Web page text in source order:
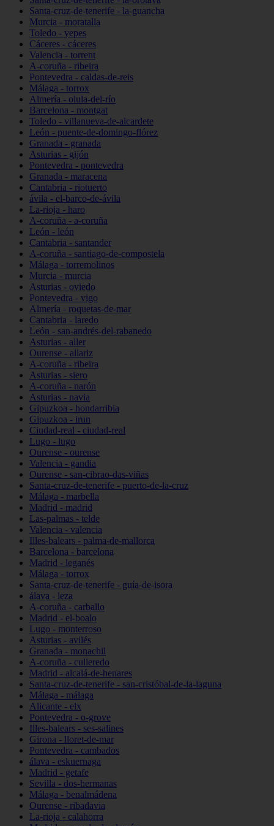
Santa-cruz-de-tenerife - la-guancha
Murcia - moratalla
Toledo - yepes
Cáceres - cáceres
Valencia - torrent
A-coruña - ribeira
Pontevedra - caldas-de-reis
Málaga - torrox
Almería - olula-del-río
Barcelona - montgat
Toledo - villanueva-de-alcardete
León - puente-de-domingo-flórez
Granada - granada
Asturias - gijón
Pontevedra - pontevedra
Granada - maracena
Cantabria - riotuerto
ávila - el-barco-de-ávila
La-rioja - haro
A-coruña - a-coruña
León - león
Cantabria - santander
A-coruña - santiago-de-compostela
Málaga - torremolinos
Murcia - murcia
Asturias - oviedo
Pontevedra - vigo
Almería - roquetas-de-mar
Cantabria - laredo
León - san-andrés-del-rabanedo
Asturias - aller
Ourense - allariz
A-coruña - ribeira
Asturias - siero
A-coruña - narón
Asturias - navia
Gipuzkoa - hondarribia
Gipuzkoa - irun
Ciudad-real - ciudad-real
Lugo - lugo
Ourense - ourense
Valencia - gandia
Ourense - san-cibrao-das-viñas
Santa-cruz-de-tenerife - puerto-de-la-cruz
Málaga - marbella
Madrid - madrid
Las-palmas - telde
Valencia - valencia
Illes-balears - palma-de-mallorca
Barcelona - barcelona
Madrid - leganés
Málaga - torrox
Santa-cruz-de-tenerife - guía-de-isora
álava - leza
A-coruña - carballo
Madrid - el-boalo
Lugo - monterroso
Asturias - avilés
Granada - monachil
A-coruña - culleredo
Madrid - alcalá-de-henares
Santa-cruz-de-tenerife - san-cristóbal-de-la-laguna
Málaga - málaga
Alicante - elx
Pontevedra - o-grove
Illes-balears - ses-salines
Girona - lloret-de-mar
Pontevedra - cambados
álava - eskuernaga
Madrid - getafe
Sevilla - dos-hermanas
Málaga - benalmádena
Ourense - ribadavia
La-rioja - calahorra